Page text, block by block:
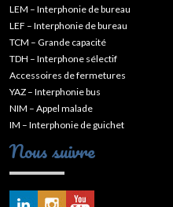
LEM – Interphonie de bureau
LEF – Interphonie de bureau
TCM – Grande capacité
TDH – Interphone sélectif
Accessoires de fermetures
YAZ – Interphonie bus
NIM – Appel malade
IM – Interphonie de guichet
Nous suivre